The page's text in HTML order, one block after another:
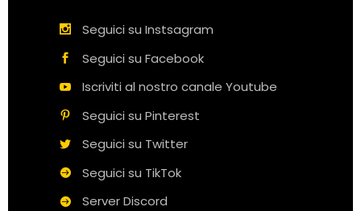
Seguici su Instsagram
Seguici su Facebook
Iscriviti al nostro canale Youtube
Seguici su Pinterest
Seguici su Twitter
Seguici su TikTok
Server Discord